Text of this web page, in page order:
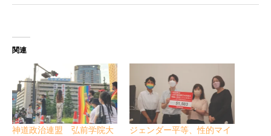
関連
神道政治連盟 弘前学院大
ジェンダー平等、性的マイ